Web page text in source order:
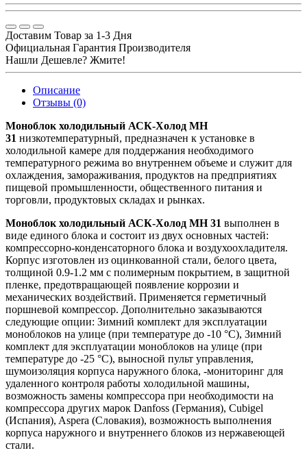
Доставим Товар за 1-3 Дня
Официальная Гарантия Производителя
Нашли Дешевле? Жмите!
Описание
Отзывы (0)
Моноблок холодильный АСК-Холод MH
31 низкотемпературный, предназначен к установке в
холодильной камере для поддержания необходимого
температурного режима во внутреннем объеме и служит для
охлаждения, замораживания, продуктов на предприятиях
пищевой промышленности, общественного питания и
торговли, продуктовых складах и рынках.
Моноблок холодильный АСК-Холод MH 31 выполнен в
виде единого блока и состоит из двух основных частей:
компрессорно-конденсаторного блока и воздухоохладителя.
Корпус изготовлен из оцинкованной стали, белого цвета,
толщиной 0.9-1.2 мм с полимерным покрытием, в защитной
пленке, предотвращающей появление коррозии и
механических воздействий. Применяется герметичный
поршневой компрессор. Дополнительно заказываются
следующие опции: Зимний комплект для эксплуатации
моноблоков на улице (при температуре до -10 °С), Зимний
комплект для эксплуатации моноблоков на улице (при
температуре до -25 °С), выносной пульт управления,
шумоизоляция корпуса наружного блока, -мониторинг для
удаленного контроля работы холодильной машины,
возможность замены компрессора при необходимости на
компрессора других марок Danfoss (Германия), Cubigel
(Испания), Aspera (Словакия), возможность выполнения
корпуса наружного и внутреннего блоков из нержавеющей
стали.